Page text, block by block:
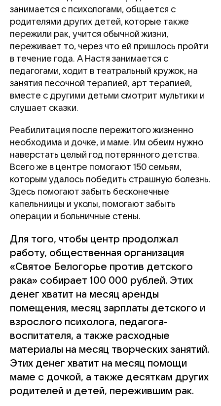
занимается с психологами, общается с
родителями других детей, которые также
пережили рак, учится обычной жизни,
переживает то, через что ей пришлось пройти
в течение года. А Настя занимается с
педагогами, ходит в театральный кружок, на
занятия песочной терапией, арт терапией,
вместе с другими детьми смотрит мультики и
слушает сказки.
Реабилитация после пережитого жизненно
необходима и дочке, и маме. Им обеим нужно
наверстать целый год потерянного детства.
Всего же в центре помогают 150 семьям,
которым удалось победить страшную болезнь.
Здесь помогают забыть бесконечные
капельниицы и уколы, помогают забыть
операции и больничные стены.
Для того, чтобы центр продолжал
работу, общественная организация
«Святое Белогорье против детского
рака» собирает 100 000 рублей. Этих
денег хватит на месяц аренды
помещения, месяц зарплаты детского и
взрослого психолога, педагога-
воспитателя, а также расходные
материалы на месяц творческих занятий.
Этих денег хватит на месяц помощи
маме с дочкой, а также десяткам других
родителей и детей, пережившим рак.